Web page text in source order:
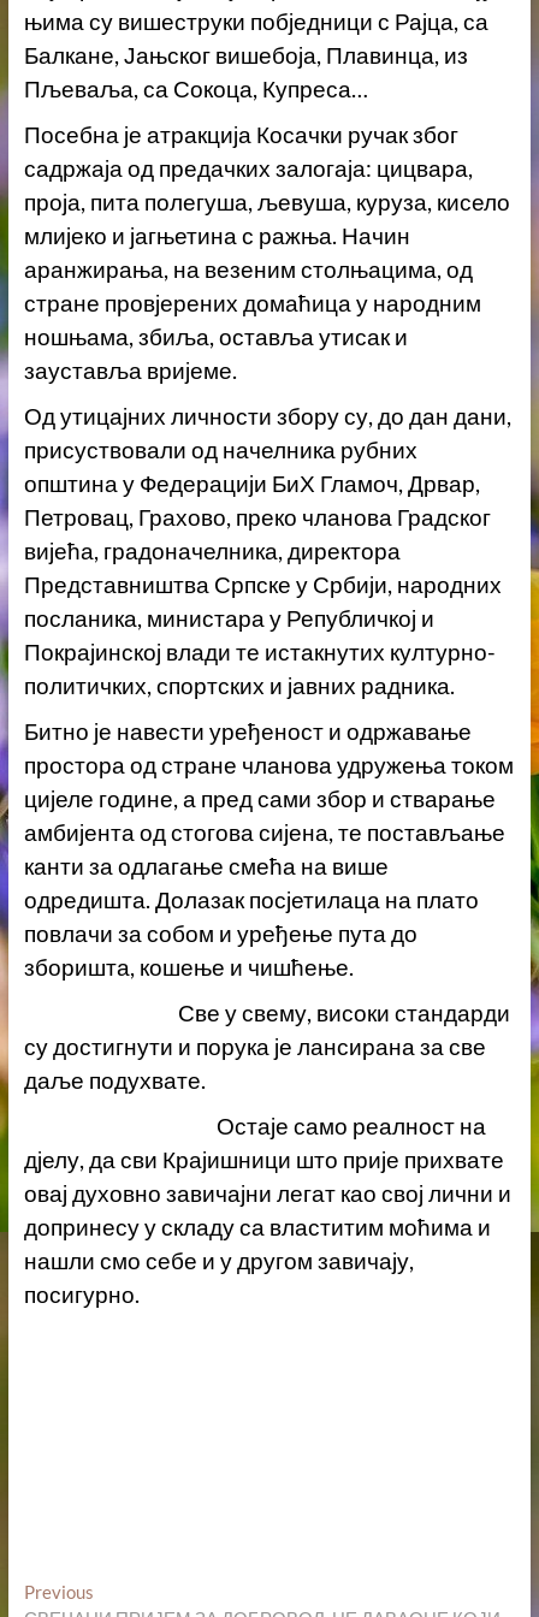
њима су вишеструки побједници с Рајца, са
Балкане, Јањског вишебоја, Плавинца, из
Пљеваља, са Сокоца, Купреса…
Посебна је атракција Косачки ручак због
садржаја од предачких залогаја: цицвара,
проја, пита полегуша, љевуша, куруза, кисело
млијеко и јагњетина с ражња. Начин
аранжирања, на везеним столњацима, од
стране провјерених домаћица у народним
ношњама, збиља, оставља утисак и
зауставља вријеме.
Од утицајних личности збору су, до дан дани,
присуствовали од начелника рубних
општина у Федерацији БиХ Гламоч, Дрвар,
Петровац, Грахово, преко чланова Градског
вијећа, градоначелника, директора
Представништва Српске у Србији, народних
посланика, министара у Републичкој и
Покрајинској влади те истакнутих културно-
политичких, спортских и јавних радника.
Битно је навести уређеност и одржавање
простора од стране чланова удружења током
цијеле године, а пред сами збор и стварање
амбијента од стогова сијена, те постављање
канти за одлагање смећа на више
одредишта. Долазак посјетилаца на плато
повлачи за собом и уређење пута до
зборишта, кошење и чишћење.
Све у свему, високи стандарди
су достигнути и порука је лансирана за све
даље подухвате.
Остаје само реалност на
дјелу, да сви Крајишници што прије прихвате
овај духовно завичајни легат као свој лични и
допринесу у складу са властитим моћима и
нашли смо себе и у другом завичају,
посигурно.
Кретање
PreviousPrevious